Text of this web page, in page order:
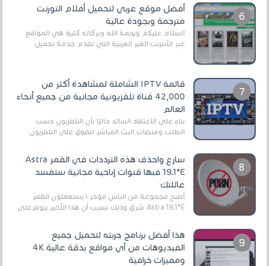
أفضل موقع عربي لتحميل أفلام التورنت
مترجمة وبجودة عالية
السلام عليكم ورحمة الله وبركاته كثيرة هي المواقع
عبر الأنترنت الغير العربية التي تقدم خدمة تحميل
الأفلام على التورنت ، ومعظم هذه المواقع ل...
قائمة IPTV الشاملة لمشاهدة أكثر من
42,000 قناة تلفزيونية مجانية من جميع أنحاء
العالم
بناءً على الاعتقاد السائد حاليًا بأن التلفزيون حسب
الطلب ومنصات البث المباشر تتفوق على التلفزيون
الرقمي الأرضي التقليدي، يُعدّ IPTV-org خيار...
سارع واحذف هذه الترددات في القمر Astra
19.1°E فبها قنوات إباحية مجانية ستفسد
عائلتك
أصبح مجموعة من الناس مؤخر ا يستعملون القمر
Astra 19.1°E شرق وذلك بسبب أن هذا الأخير يتوفرعلى
هذا أفضل برنامج جربته لتحميل جميع
الفيديوهات من أي مواقع بدقة عالية 4K
ومميزات خرافية